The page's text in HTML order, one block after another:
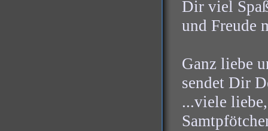
Dir viel
und Freude
Ganz liebe
sendet Dir
...viele